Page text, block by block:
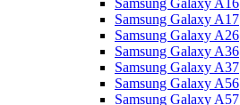
Samsung Galaxy A16
Samsung Galaxy A17
Samsung Galaxy A26
Samsung Galaxy A36
Samsung Galaxy A37
Samsung Galaxy A56
Samsung Galaxy A57